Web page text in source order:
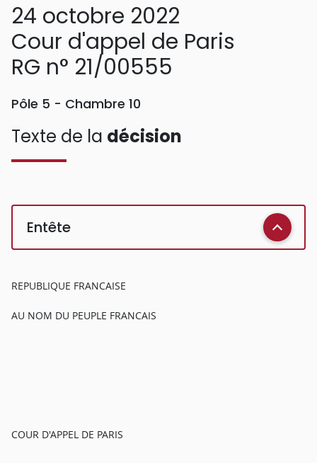
24 octobre 2022
Cour d'appel de Paris
RG n° 21/00555
Pôle 5 - Chambre 10
Texte de la décision
Entête
REPUBLIQUE FRANCAISE
AU NOM DU PEUPLE FRANCAIS
COUR D'APPEL DE PARIS